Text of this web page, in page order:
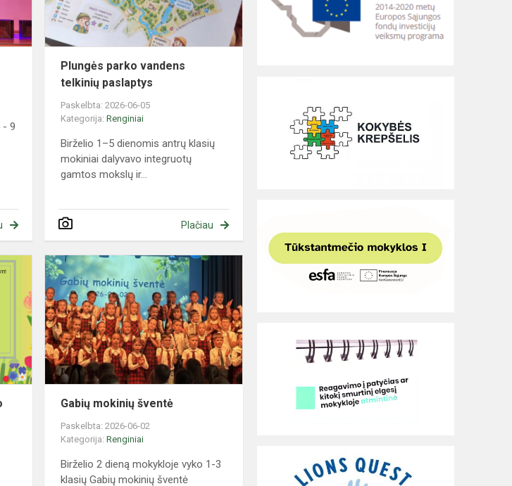
- 9
Plungės parko vandens
telkinių paslaptys
Paskelbta: 2026-06-05
Kategorija:Renginiai
Birželio 1–5 dienomis antrų klasių
mokiniai dalyvavo integruotų
gamtos mokslų ir...
Plačiau
Ketvirtokams
įteikti
Pradinio
išsilavinimo
pažymėjimai
Gabių mokinių šventė
Paskelbta: 2026-06-02
Kategorija:Renginiai
Birželio 2 dieną mokykloje vyko 1-3
klasių Gabių mokinių šventė